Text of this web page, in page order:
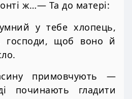
ж…— Та до матері:
у тебе хлопець,
господи, щоб воно й
примовчують —
починають гладити